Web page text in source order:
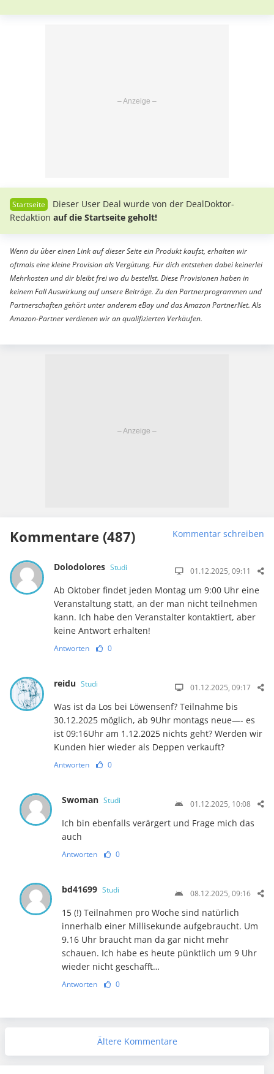
Dieser User Deal wurde von der DealDoktor-
Redaktion auf die Startseite geholt!
Wenn du über einen Link auf dieser Seite ein Produkt kaufst, erhalten wir
oftmals eine kleine Provision als Vergütung. Für dich entstehen dabei keinerlei
Mehrkosten und dir bleibt frei wo du bestellst. Diese Provisionen haben in
keinem Fall Auswirkung auf unsere Beiträge. Zu den Partnerprogrammen und
Partnerschaften gehört unter anderem eBay und das Amazon PartnerNet. Als
Amazon-Partner verdienen wir an qualifizierten Verkäufen.
Kommentare (487) Kommentar schreiben
Dolodolores Studi 01.12.2025, 09:11
Ab Oktober findet jeden Montag um 9:00 Uhr eine
Veranstaltung statt, an der man nicht teilnehmen
kann. Ich habe den Veranstalter kontaktiert, aber
keine Antwort erhalten!
Antworten 0
reidu Studi 01.12.2025, 09:17
Was ist da Los bei Löwensenf? Teilnahme bis
30.12.2025 möglich, ab 9Uhr montags neue—- es
ist 09:16Uhr am 1.12.2025 nichts geht? Werden wir
Kunden hier wieder als Deppen verkauft?
Antworten 0
Swoman Studi 01.12.2025, 10:08
Ich bin ebenfalls verärgert und Frage mich das
auch
Antworten 0
bd41699 Studi 08.12.2025, 09:16
15 (!) Teilnahmen pro Woche sind natürlich
innerhalb einer Millisekunde aufgebraucht. Um
9.16 Uhr braucht man da gar nicht mehr
schauen. Ich habe es heute pünktlich um 9 Uhr
wieder nicht geschafft…
Antworten 0
Ältere Kommentare